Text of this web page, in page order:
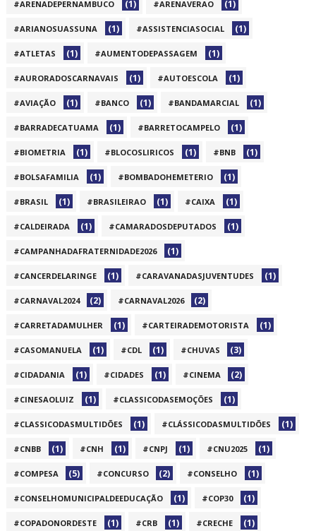
#ARENADEPERNAMBUCO (1) #ARENAVERAO (1)
#ARIANOSUASSUNA (1) #ASSISTENCIASOCIAL (1)
#ATLETAS (1) #AUMENTODEPASSAGEM (1)
#AURORADOSCARNAVAIS (1) #AUTOESCOLA (1)
#AVIAÇÃO (1) #BANCO (1) #BANDAMARCIAL (1)
#BARRADECATUAMA (1) #BARRETOCAMPELO (1)
#BIOMETRIA (1) #BLOCOSLIRICOS (1) #BNB (1)
#BOLSAFAMILIA (1) #BOMBADOHEMETERIO (1)
#BRASIL (1) #BRASILEIRAO (1) #CAIXA (1)
#CALDEIRADA (1) #CAMARADOSDEPUTADOS (1)
#CAMPANHADAFRATERNIDADE2026 (1)
#CANCERDELARINGE (1) #CARAVANADASJUVENTUDES (1)
#CARNAVAL2024 (2) #CARNAVAL2026 (2)
#CARRETADAMULHER (1) #CARTEIRADEMOTORISTA (1)
#CASOMANUELA (1) #CDL (1) #CHUVAS (3)
#CIDADANIA (1) #CIDADES (1) #CINEMA (2)
#CINESAOLUIZ (1) #CLASSICODASEMOÇÕES (1)
#CLASSICODASMULTIDÕES (1) #CLÁSSICODASMULTIDÕES (1)
#CNBB (1) #CNH (1) #CNPJ (1) #CNU2025 (1)
#COMPESA (5) #CONCURSO (2) #CONSELHO (1)
#CONSELHOMUNICIPALDEEDUCAÇÃO (1) #COP30 (1)
#COPADONORDESTE (1) #CRB (1) #CRECHE (1)